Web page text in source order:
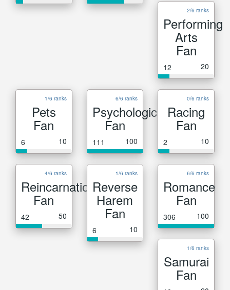
2/6 ranks
Performing
Arts
Fan
12 20
1/6 ranks
Pets
Fan
6 10
6/6 ranks
Psychological
Fan
111 100
0/6 ranks
Racing
Fan
2 10
4/6 ranks
Reincarnation
Fan
42 50
1/6 ranks
Reverse
Harem
Fan
6 10
6/6 ranks
Romance
Fan
306 100
1/6 ranks
Samurai
Fan